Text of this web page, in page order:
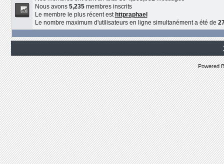
Nous avons 5,235membres inscrits
Le membre le plus récent est httpraphael
Le nombre maximum d'utilisateurs en ligne simultanément a été de
Powered